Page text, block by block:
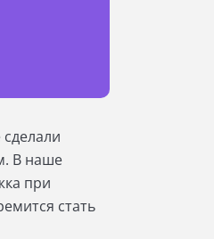
В наше
при
стать